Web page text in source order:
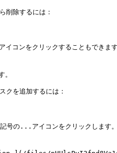
削除するには：
。
クを追加するには：